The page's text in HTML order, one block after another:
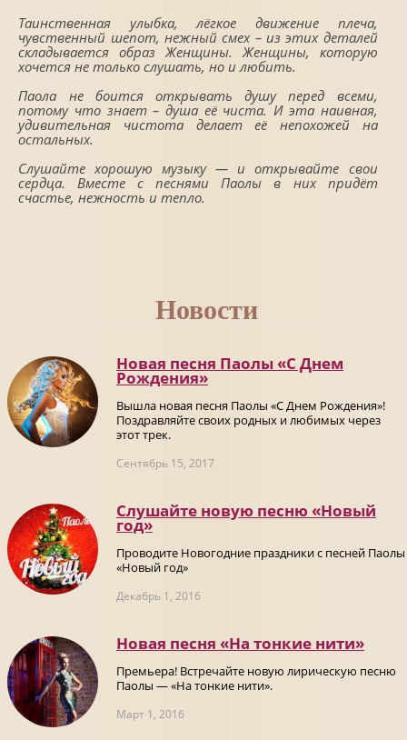
Таинственная улыбка, лёгкое движение плеча,
чувственный шепот, нежный смех – из этих деталей
складывается образ Женщины. Женщины, которую
хочется не только слушать, но и любить.
Паола не боится открывать душу перед всеми,
потому что знает – душа её чиста. И эта наивная,
удивительная чистота делает её непохожей на
остальных.
Слушайте хорошую музыку — и открывайте свои
сердца. Вместе с песнями Паолы в них придёт
счастье, нежность и тепло.
Новости
Новая песня Паолы «С Днем
Рождения»
Вышла новая песня Паолы «С Днем Рождения»!
Поздравляйте своих родных и любимых через
этот трек.
Сентябрь 15, 2017
Слушайте новую песню «Новый
год»
Проводите Новогодние праздники с песней Паолы
«Новый год»
Декабрь 1, 2016
Новая песня «На тонкие нити»
Премьера! Встречайте новую лирическую песню
Паолы — «На тонкие нити».
Март 1, 2016